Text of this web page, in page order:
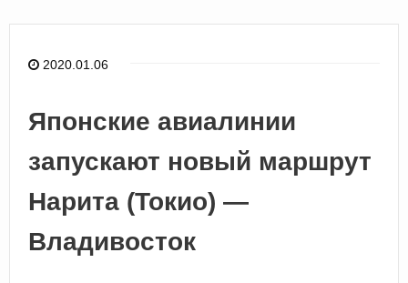
2020.01.06
Японские авиалинии
запускают новый маршрут
Нарита (Токио) —
Владивосток